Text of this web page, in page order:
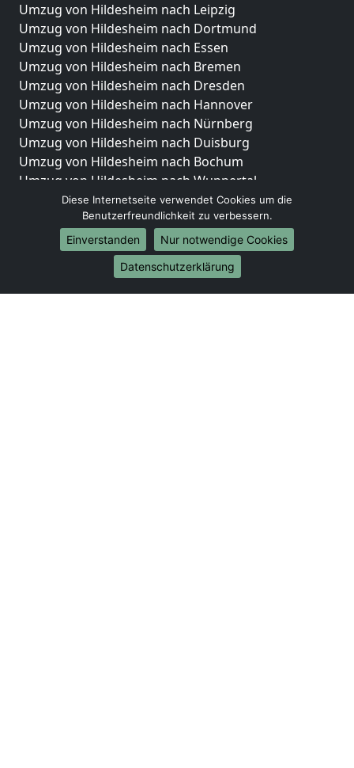
Umzug von Hildesheim nach Leipzig
Umzug von Hildesheim nach Dortmund
Umzug von Hildesheim nach Essen
Umzug von Hildesheim nach Bremen
Umzug von Hildesheim nach Dresden
Umzug von Hildesheim nach Hannover
Umzug von Hildesheim nach Nürnberg
Umzug von Hildesheim nach Duisburg
Umzug von Hildesheim nach Bochum
Umzug von Hildesheim nach Wuppertal
Umzug von Hildesheim nach Bielefeld
Umzug von Hildesheim nach Bonn
Umzug von Hildesheim nach Münster
Internationale-Umzüge
Umzug von Hildesheim nach Brasilien
Diese Internetseite verwendet Cookies um die
Benutzerfreundlichkeit zu verbessern.
Einverstanden
Nur notwendige Cookies
Datenschutzerklärung